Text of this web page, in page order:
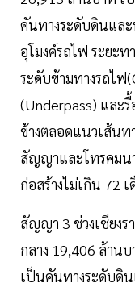
คันทางระดับดินและ
อุโมงค์รถไฟ ระยะท
ระดับข้ามทางรถไฟ
(Underpass) และรื้
ข้างตลอดแนวเส้น
สัญญาและโทรคมนา
ก่อสร้างไม่เกิน 72
สัญญา 3 ช่วงเชียงร
กลาง 19,406 ล้าน
เป็นคันทางระดับดิ